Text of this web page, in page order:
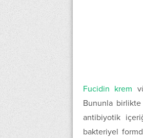
Fucidin krem
Bununla birlikte
antibiyotik
bakteriyel